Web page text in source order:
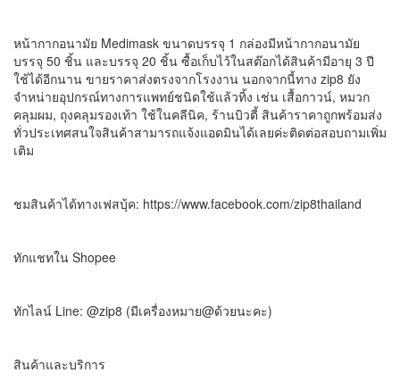
หน้ากากอนามัย Medimask ขนาดบรรจุ 1 กล่องมีหน้ากากอนามัย
บรรจุ 50 ชิ้น และบรรจุ 20 ชิ้น ซื้อเก็บไว้ในสต๊อกได้สินค้ามีอายุ 3 ปี
ใช้ได้อีกนาน ขายราคาส่งตรงจากโรงงาน นอกจากนี้ทาง zip8 ยัง
จำหน่ายอุปกรณ์ทางการแพทย์ชนิดใช้แล้วทิ้ง เช่น เสื้อกาวน์, หมวก
คลุมผม, ถุงคลุมรองเท้า ใช้ในคลีนิค, ร้านบิวตี้ สินค้าราคาถูกพร้อมส่ง
ทั่วประเทศสนใจสินค้าสามารถแจ้งแอดมินได้เลยค่ะติดต่อสอบถามเพิ่ม
เติม
ชมสินค้าได้ทางเฟสบุ้ค: https://www.facebook.com/zip8thailand
ทักแชทใน Shopee
ทักไลน์ Line: @zip8 (มีเครื่องหมาย@ด้วยนะคะ)
สินค้าและบริการ